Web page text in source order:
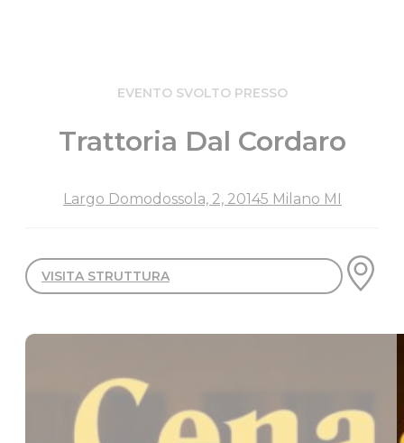
EVENTO SVOLTO PRESSO
Trattoria Dal Cordaro
Largo Domodossola, 2, 20145 Milano MI
VISITA STRUTTURA